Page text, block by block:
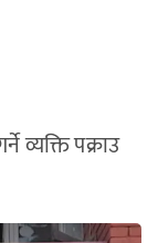
व्यक्ति पक्राउ